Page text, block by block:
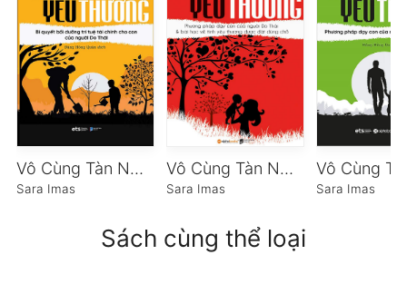
Vô Cùng Tàn Nhẫn, Vô Cùng Yêu Thương – Tập 4
Sara Imas
Vô Cùng Tàn Nhẫn, Vô Cùng Yêu Thương – Tập 2
Sara Imas Sara Imas
Sách cùng thể loại